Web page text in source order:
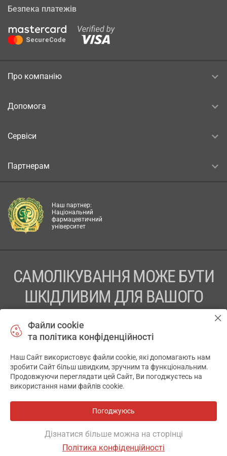
Безпека платежів
Про компанію
Допомога
Сервіси
Партнерам
Наш партнер:
Національний
фармацевтичний
університет
САМОЛІКУВАННЯ МОЖЕ БУТИ
ШКІДЛИВИМ ДЛЯ ВАШОГО
ПЕРЕД ЗАСТОСУВАННЯМ ПРЕПАРАТУ ПРОКОНСУЛЬТУЙТЕСЬ
ТОВ «АПТЕКА 911.ЮА» Код ЄДРПОУ 43631965.
Відмова від відповідальності
© 2014-2026. Медична інформаційна система АПТЕКА911.ЮА
Файли cookie
та політика конфіденційності
Наш Сайт використовує файли cookie, які допомагають нам
зробити Сайт більш швидким, зручним та функціональним.
Продовжуючи переглядати цей Сайт, Ви погоджуєтесь на
використання нами файлів cookie.
Погоджуюсь
Дізнатися більше можна на сторінці
Політика конфіденційності
✕